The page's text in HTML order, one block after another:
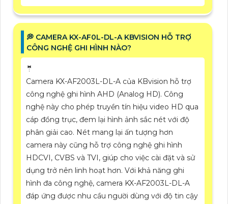
️💭 CAMERA KX-AF0L-DL-A KBVISION HỖ TRỢ
CÔNG NGHỆ GHI HÌNH NÀO?
🤵
Camera KX-AF2003L-DL-A của KBvision hỗ trợ
công nghệ ghi hình AHD (Analog HD). Công
nghệ này cho phép truyền tín hiệu video HD qua
cáp đồng trục, đem lại hình ảnh sắc nét với độ
phân giải cao. Nét mang lại ấn tượng hơn
camera này cũng hỗ trợ công nghệ ghi hình
HDCVI, CVBS và TVI, giúp cho việc cài đặt và sử
dụng trở nên linh hoạt hơn. Với khả năng ghi
hình đa công nghệ, camera KX-AF2003L-DL-A
đáp ứng được nhu cầu người dùng với độ tin cậy